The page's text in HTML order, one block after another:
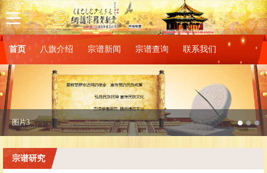
首页 八旗介绍 宗谱新闻 宗谱查询 联系我们
图片1
宗谱研究